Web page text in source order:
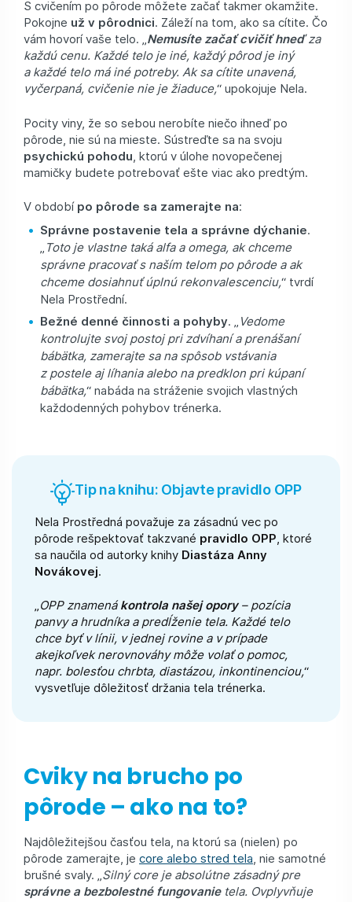
S cvičením po pôrode môžete začať takmer okamžite.
Pokojne už v pôrodnici. Záleží na tom, ako sa cítite. Čo
vám hovorí vaše telo. „Nemusíte začať cvičiť hneďza
každú cenu. Každé telo je iné, každý pôrod je iný
a každé telo má iné potreby. Ak sa cítite unavená,
vyčerpaná, cvičenie nie je žiaduce,“ upokojuje Nela.
Pocity viny, že so sebou nerobíte niečo ihneď po
pôrode, nie sú na mieste. Sústreďte sa na svoju
psychickú pohodu , ktorú v úlohe novopečenej
mamičky budete potrebovať ešte viac ako predtým.
V období po pôrode sa zamerajte na:
Správne postavenie tela a správne dýchanie.
Toto je vlastne taká alfa a omega, ak chceme
správne pracovať s naším telom po pôrode a ak
chceme dosiahnuť úplnú rekonvalescenciu,“ tvrdí
Nela Prostřední.
Bežné denné činnosti a pohyby. „
Vedome
kontrolujte svoj postoj pri zdvíhaní a prenášaní
bábätka, zamerajte sa na spôsob vstávania
z postele aj líhania alebo na predklon pri kúpaní
bábätka,“ nabáda na stráženie svojich vlastných
každodenných pohybov trénerka.
Tip na knihu: Objavte pravidlo OPP
Nela Prostředná považuje za zásadnú vec po
pôrode rešpektovať takzvané pravidlo OPP , ktoré
sa naučila od autorky knihy Diastáza Anny
Novákovej.
„OPP znamenákontrola našej opory– pozícia
panvy a hrudníka a predĺženie tela. Každé telo
chce byť v línii, v jednej rovine a v prípade
akejkoľvek nerovnováhy môže volať o pomoc,
napr. bolesťou chrbta, diastázou, inkontinenciou,“
vysvetľuje dôležitosť držania tela trénerka.
Cviky na brucho po
pôrode – ako na to?
Najdôležitejšou časťou tela, na ktorú sa (nielen) po
pôrode zamerajte, je core alebo stred tela, nie samotné
brušné svaly. „Silný core je absolútne zásadný pre
správne a bezbolestné fungovanietela. Ovplyvňuje